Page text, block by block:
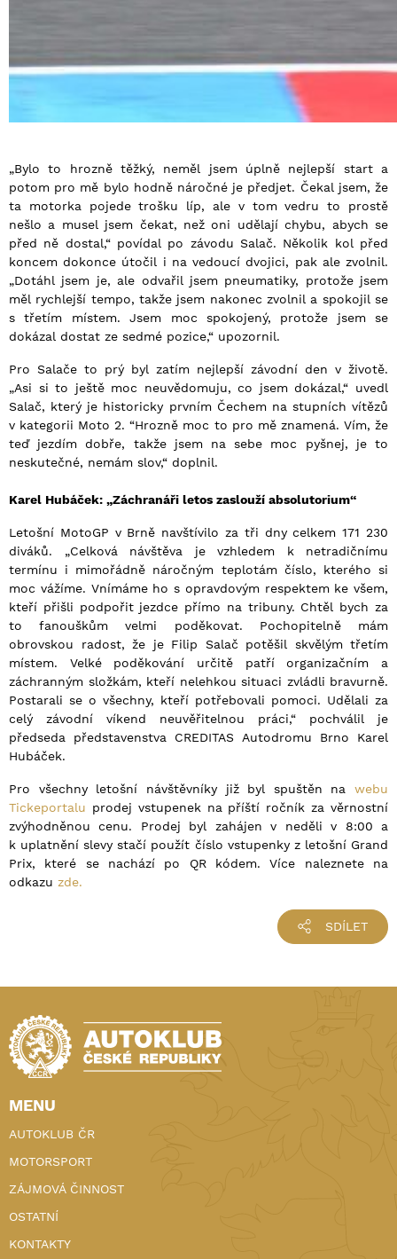
„Bylo to hrozně těžký, neměl jsem úplně nejlepší start a
potom pro mě bylo hodně náročné je předjet. Čekal jsem, že
ta motorka pojede trošku líp, ale v tom vedru to prostě
nešlo a musel jsem čekat, než oni udělají chybu, abych se
před ně dostal,“ povídal po závodu Salač. Několik kol před
koncem dokonce útočil i na vedoucí dvojici, pak ale zvolnil.
„Dotáhl jsem je, ale odvařil jsem pneumatiky, protože jsem
měl rychlejší tempo, takže jsem nakonec zvolnil a spokojil se
s třetím místem. Jsem moc spokojený, protože jsem se
dokázal dostat ze sedmé pozice,“ upozornil.
Pro Salače to prý byl zatím nejlepší závodní den v životě.
„Asi si to ještě moc neuvědomuju, co jsem dokázal,“ uvedl
Salač, který je historicky prvním Čechem na stupních vítězů
v kategorii Moto 2. “Hrozně moc to pro mě znamená. Vím, že
teď jezdím dobře, takže jsem na sebe moc pyšnej, je to
neskutečné, nemám slov,“ doplnil.
Karel Hubáček: „Záchranáři letos zaslouží absolutorium“
Letošní MotoGP v Brně navštívilo za tři dny celkem 171 230
diváků. „Celková návštěva je vzhledem k netradičnímu
termínu i mimořádně náročným teplotám číslo, kterého si
moc vážíme. Vnímáme ho s opravdovým respektem ke všem,
kteří přišli podpořit jezdce přímo na tribuny. Chtěl bych za
to fanouškům velmi poděkovat. Pochopitelně mám
obrovskou radost, že je Filip Salač potěšil skvělým třetím
místem. Velké poděkování určitě patří organizačním a
záchranným složkám, kteří nelehkou situaci zvládli bravurně.
Postarali se o všechny, kteří potřebovali pomoci. Udělali za
celý závodní víkend neuvěřitelnou práci,“ pochválil je
předseda představenstva CREDITAS Autodromu Brno Karel
Hubáček.
Pro všechny letošní návštěvníky již byl spuštěn na webu
Tickeportalu prodej vstupenek na příští ročník za věrnostní
zvýhodněnou cenu. Prodej byl zahájen v neděli v 8:00 a
k uplatnění slevy stačí použít číslo vstupenky z letošní Grand
Prix, které se nachází po QR kódem. Více naleznete na
odkazu zde.
SDÍLET
MENU
AUTOKLUB ČR
MOTORSPORT
ZÁJMOVÁ ČINNOST
OSTATNÍ
KONTAKTY